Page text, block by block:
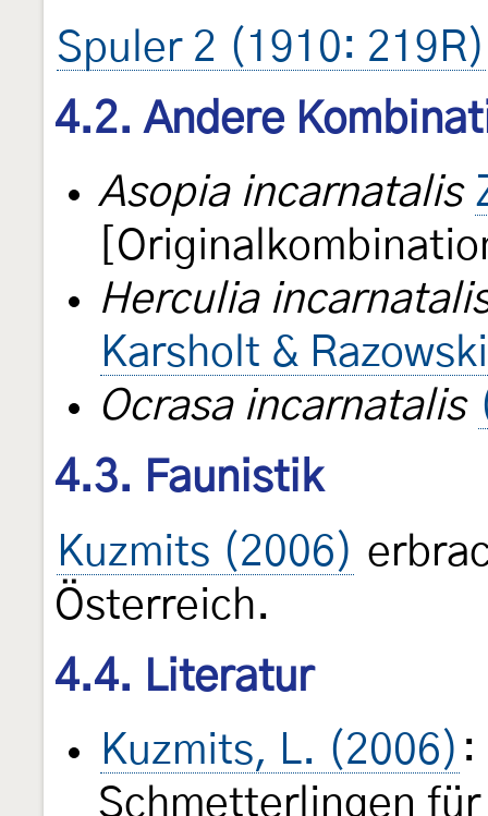
Spuler 2 (1910: 219R)
4.2. Andere
Asopia incarnatalis
Herculia
Karsholt &
Ocrasa incarnatalis
4.3. Faunistik
Kuzmits (2006)
Österreich.
4.4. Literatur
Kuzmits, L. (2006) :
Schmetterlingen